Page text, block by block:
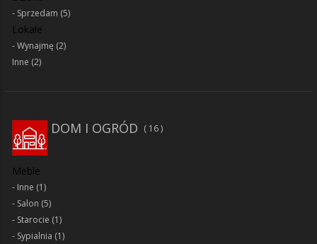
Sprzedam (5)
Lokale
Wynajmę (2)
Inne (2)
DOM I OGRÓD 16
Meble
Inne (1)
Salon (5)
Starocie (1)
Sypialnia (1)